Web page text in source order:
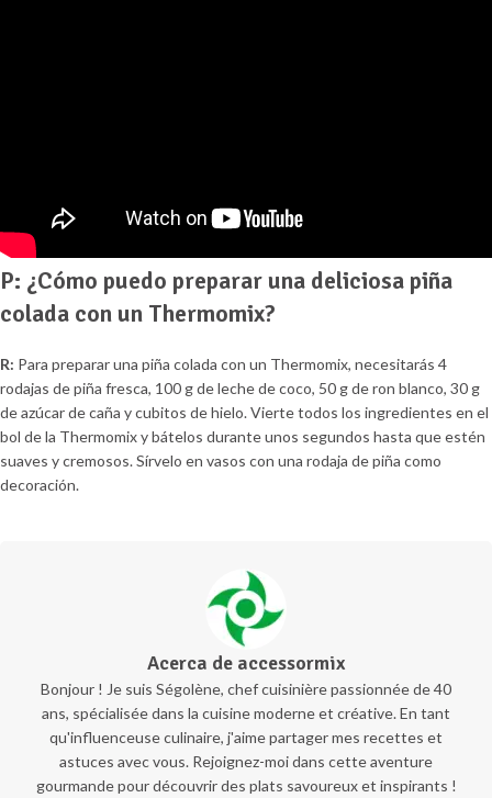
P: ¿Cómo puedo preparar una deliciosa piña
colada con un Thermomix?
R: Para preparar una piña colada con un Thermomix, necesitarás 4
rodajas de piña fresca, 100 g de leche de coco, 50 g de ron blanco, 30 g
de azúcar de caña y cubitos de hielo. Vierte todos los ingredientes en el
bol de la Thermomix y bátelos durante unos segundos hasta que estén
suaves y cremosos. Sírvelo en vasos con una rodaja de piña como
decoración.
Acerca de accessormix
Bonjour ! Je suis Ségolène, chef cuisinière passionnée de 40
ans, spécialisée dans la cuisine moderne et créative. En tant
qu'influenceuse culinaire, j'aime partager mes recettes et
astuces avec vous. Rejoignez-moi dans cette aventure
gourmande pour découvrir des plats savoureux et inspirants !